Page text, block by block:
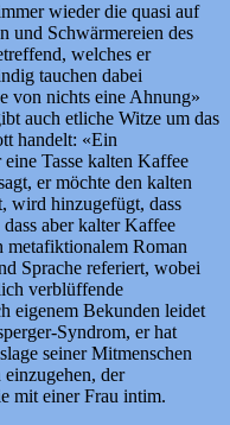
wieder die quasi auf
und Schwärmereien des
welches er
tauchen dabei
von nichts eine Ahnung»
auch etliche Witze um das
handelt: «Ein
Tasse kalten Kaffee
er möchte den kalten
wird hinzugefügt, dass
aber kalter Kaffee
metafiktionalem Roman
Sprache referiert, wobei
verblüffende
eigenem Bekunden leidet
Syndrom, er hat
seiner Mitmenschen
der
mit einer Frau intim.